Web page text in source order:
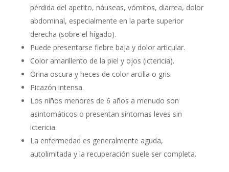
pérdida del apetito, náuseas, vómitos, diarrea, dolor
abdominal, especialmente en la parte superior
derecha (sobre el hígado).
Puede presentarse fiebre baja y dolor articular.
Color amarillento de la piel y ojos (ictericia).
Orina oscura y heces de color arcilla o gris.
Picazón intensa.
Los niños menores de 6 años a menudo son
asintomáticos o presentan síntomas leves sin
ictericia.
La enfermedad es generalmente aguda,
autolimitada y la recuperación suele ser completa.